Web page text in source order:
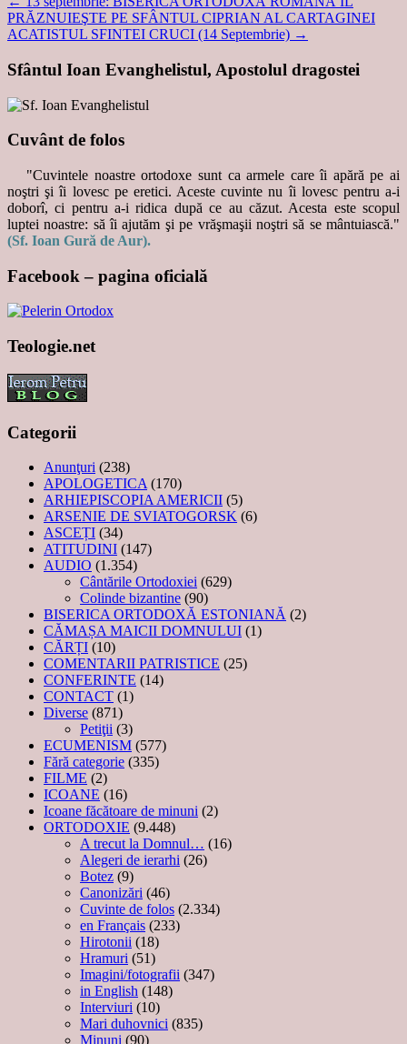
PRĂZNUIEŞTE PE SFÂNTUL CIPRIAN AL CARTAGINEI
ACATISTUL SFINTEI CRUCI (14 Septembrie) →
Sfântul Ioan Evanghelistul, Apostolul dragostei
Cuvânt de folos
"Cuvintele noastre ortodoxe sunt ca armele care îi apără pe ai
noştri şi îi lovesc pe eretici. Aceste cuvinte nu îi lovesc pentru a-i
doborî, ci pentru a-i ridica după ce au căzut. Acesta este scopul
luptei noastre: să îi ajutăm şi pe vrăşmaşii noştri să se mântuiască."
(Sf. Ioan Gură de Aur).
Facebook – pagina oficială
Teologie.net
Categorii
Anunţuri (238)
APOLOGETICA (170)
ARHIEPISCOPIA AMERICII (5)
ARSENIE DE SVIATOGORSK (6)
ASCEȚI (34)
ATITUDINI (147)
AUDIO (1.354)
Cântările Ortodoxiei (629)
Colinde bizantine (90)
BISERICA ORTODOXĂ ESTONIANĂ (2)
CĂMAȘA MAICII DOMNULUI (1)
CĂRȚI (10)
COMENTARII PATRISTICE (25)
CONFERINTE (14)
CONTACT (1)
Diverse (871)
Petiţii (3)
ECUMENISM (577)
Fără categorie (335)
FILME (2)
ICOANE (16)
Icoane făcătoare de minuni (2)
ORTODOXIE (9.448)
A trecut la Domnul… (16)
Alegeri de ierarhi (26)
Botez (9)
Canonizări (46)
Cuvinte de folos (2.334)
en Français (233)
Hirotonii (18)
Hramuri (51)
Imagini/fotografii (347)
in English (148)
Interviuri (10)
Mari duhovnici (835)
Minuni (90)